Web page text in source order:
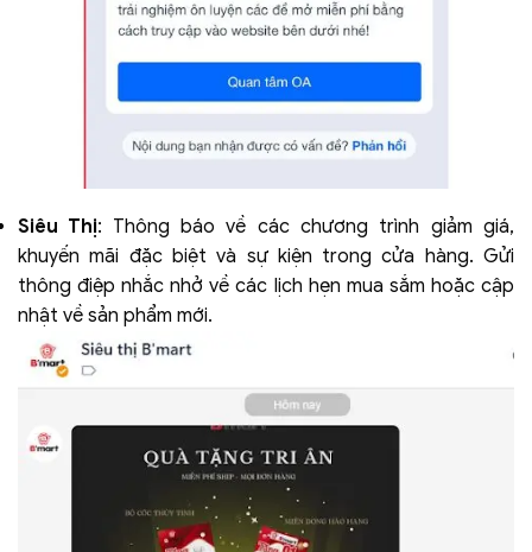
Siêu Thị: Thông báo về các chương trình giảm giá,
khuyến mãi đặc biệt và sự kiện trong cửa hàng. Gửi
thông điệp nhắc nhở về các lịch hẹn mua sắm hoặc cập
nhật về sản phẩm mới.